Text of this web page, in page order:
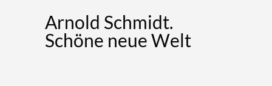
Arnold Schmidt.
Schöne neue Welt